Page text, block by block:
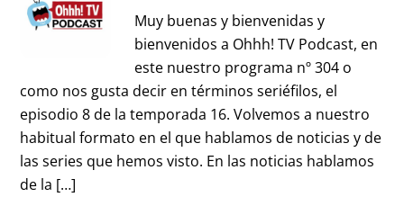
Muy buenas y bienvenidas y
bienvenidos a Ohhh! TV Podcast, en
este nuestro programa nº 304 o
como nos gusta decir en términos seriéfilos, el
episodio 8 de la temporada 16. Volvemos a nuestro
habitual formato en el que hablamos de noticias y de
las series que hemos visto. En las noticias hablamos
de la […]